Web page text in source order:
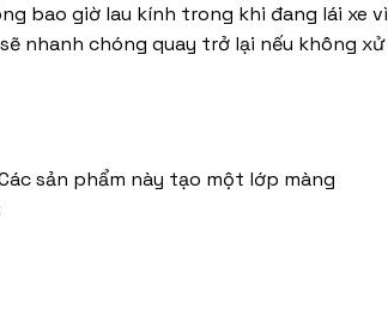
bao giờ lau kính trong khi đang lái xe vì
sẽ nhanh chóng quay trở lại nếu không xử
sản phẩm này tạo một lớp màng